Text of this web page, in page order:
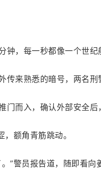
钟，每一秒都像一个世纪
传来熟悉的暗号，两名刑
门而入，确认外部安全
额角青筋跳动。
”警员报告道，随即看